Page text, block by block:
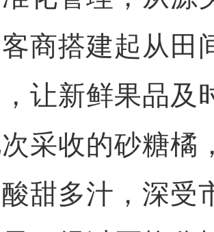
商搭建起从田
让新鲜果品及
采收的砂糖橘
甜多汁，深受